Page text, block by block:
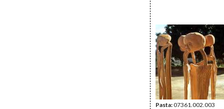
Pasta:07361.002.003